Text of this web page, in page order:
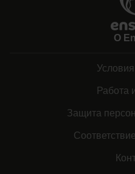
О
Работа
Защита